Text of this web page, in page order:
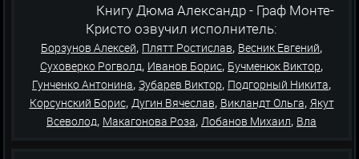
Книгу Дюма Александр - Граф Монте-
Кристо озвучил исполнитель:
Борзунов Алексей, Плятт Ростислав, Весник Евгений,
Суховерко Рогволд, Иванов Борис, Бучменюк Виктор,
Гунченко Антонина, Зубарев Виктор, Подгорный Никита,
Корсунский Борис, Дугин Вячеслав, Викландт Ольга, Якут
Всеволод, Макагонова Роза, Лобанов Михаил, Вла